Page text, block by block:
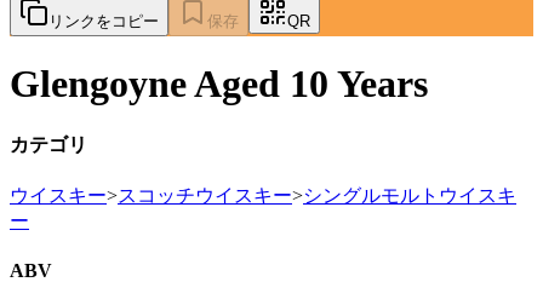
リンクをコピー 保存 QR
Glengoyne Aged 10 Years
カテゴリ
ウイスキー>スコッチウイスキー>シングルモルトウイスキ
ー
ABV